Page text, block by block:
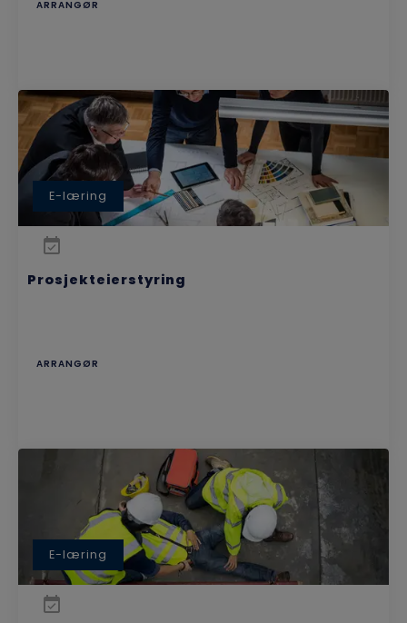
ARRANGØR
E-læring
Prosjekteierstyring
ARRANGØR
E-læring